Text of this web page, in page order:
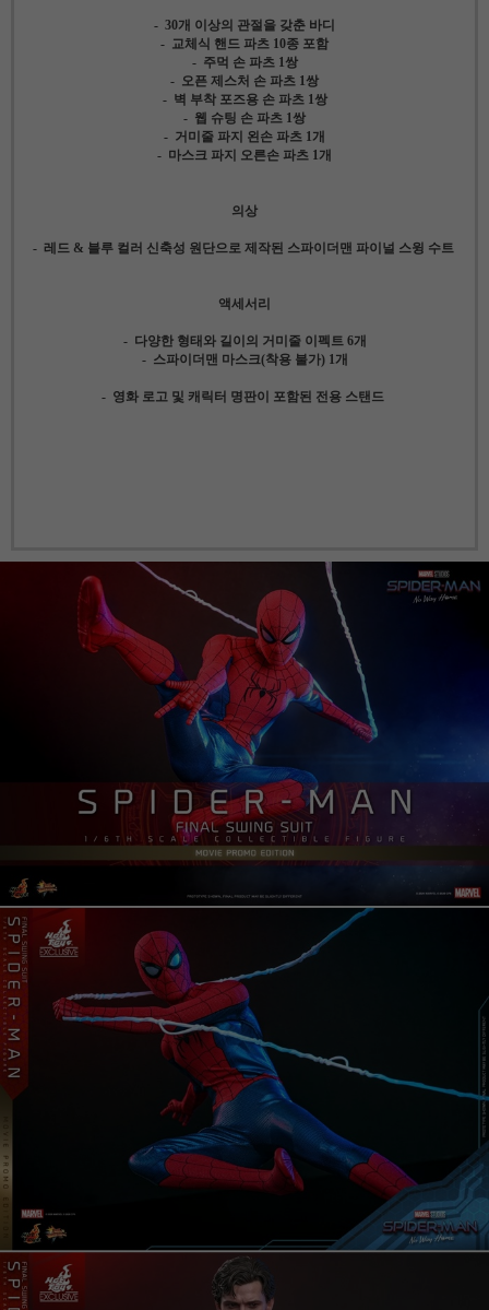
- 30개 이상의 관절을 갖춘 바디
- 교체식 핸드 파츠 10종 포함
- 주먹 손 파츠 1쌍
- 오픈 제스처 손 파츠 1쌍
- 벽 부착 포즈용 손 파츠 1쌍
- 웹 슈팅 손 파츠 1쌍
- 거미줄 파지 왼손 파츠 1개
- 마스크 파지 오른손 파츠 1개
의상
- 레드 & 블루 컬러 신축성 원단으로 제작된 스파이더맨 파이널 스윙 수트
액세서리
- 다양한 형태와 길이의 거미줄 이펙트 6개
- 스파이더맨 마스크(착용 불가) 1개
- 영화 로고 및 캐릭터 명판이 포함된 전용 스탠드